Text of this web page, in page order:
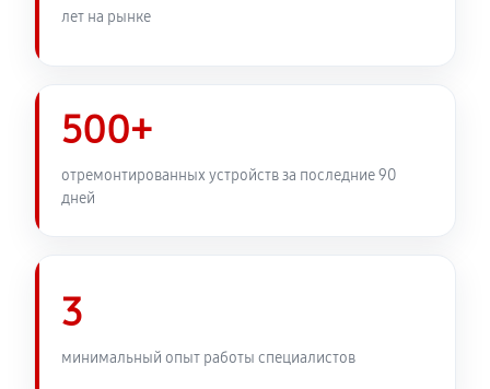
Ремонт узла автофокуса
Замена переходных шлейфов
Устранение механических повреждений
лет на рынке
500+
отремонтированных устройств за последние 90
дней
3
минимальный опыт работы специалистов